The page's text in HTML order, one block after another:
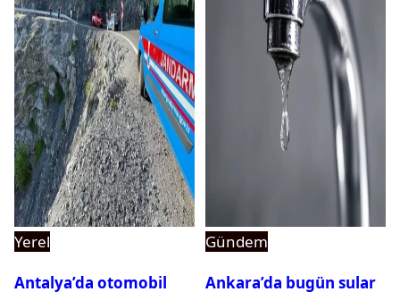
Yerel
Antalya’da otomobil
Gündem
Ankara’da bugün sular